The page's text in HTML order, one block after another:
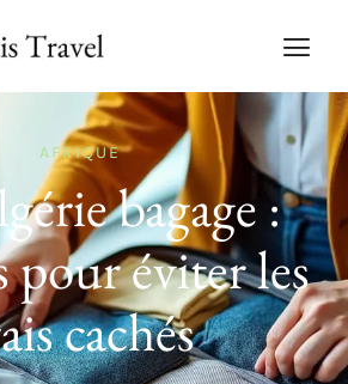
AFRIQUE
bagage :
pour éviter les
cachés